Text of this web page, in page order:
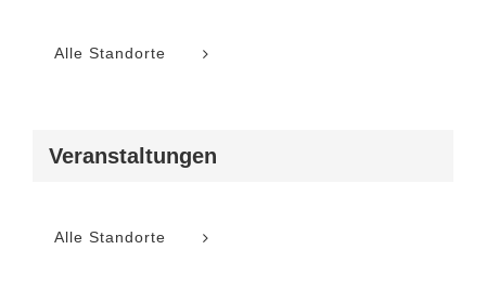
Alle Standorte
Veranstaltungen
Alle Standorte